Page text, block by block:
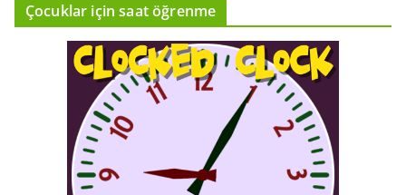
Çocuklar için saat öğrenme